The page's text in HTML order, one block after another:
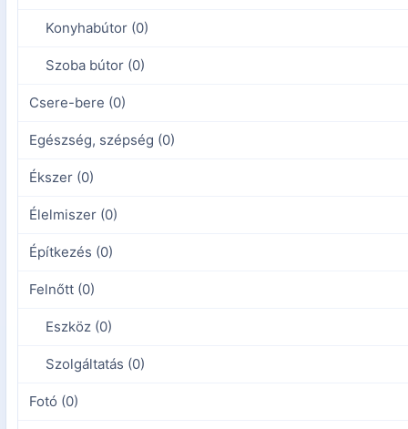
Konyhabútor (0)
Szoba bútor (0)
Csere-bere (0)
Egészség, szépség (0)
Ékszer (0)
Élelmiszer (0)
Építkezés (0)
Felnőtt (0)
Eszköz (0)
Szolgáltatás (0)
Fotó (0)